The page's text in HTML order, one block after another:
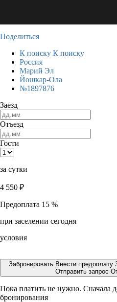
Поделиться
К поиску К поиску
Россия
Марий Эл
Йошкар-Ола
№1897876
Заезд
Отъезд
Гости
за сутки
4 550 ₽
Предоплата 15 %
при заселении сегодня
условия
Забронировать Внести предоплату
Отправить запрос
Пока платить не нужно. Сначала
бронирования